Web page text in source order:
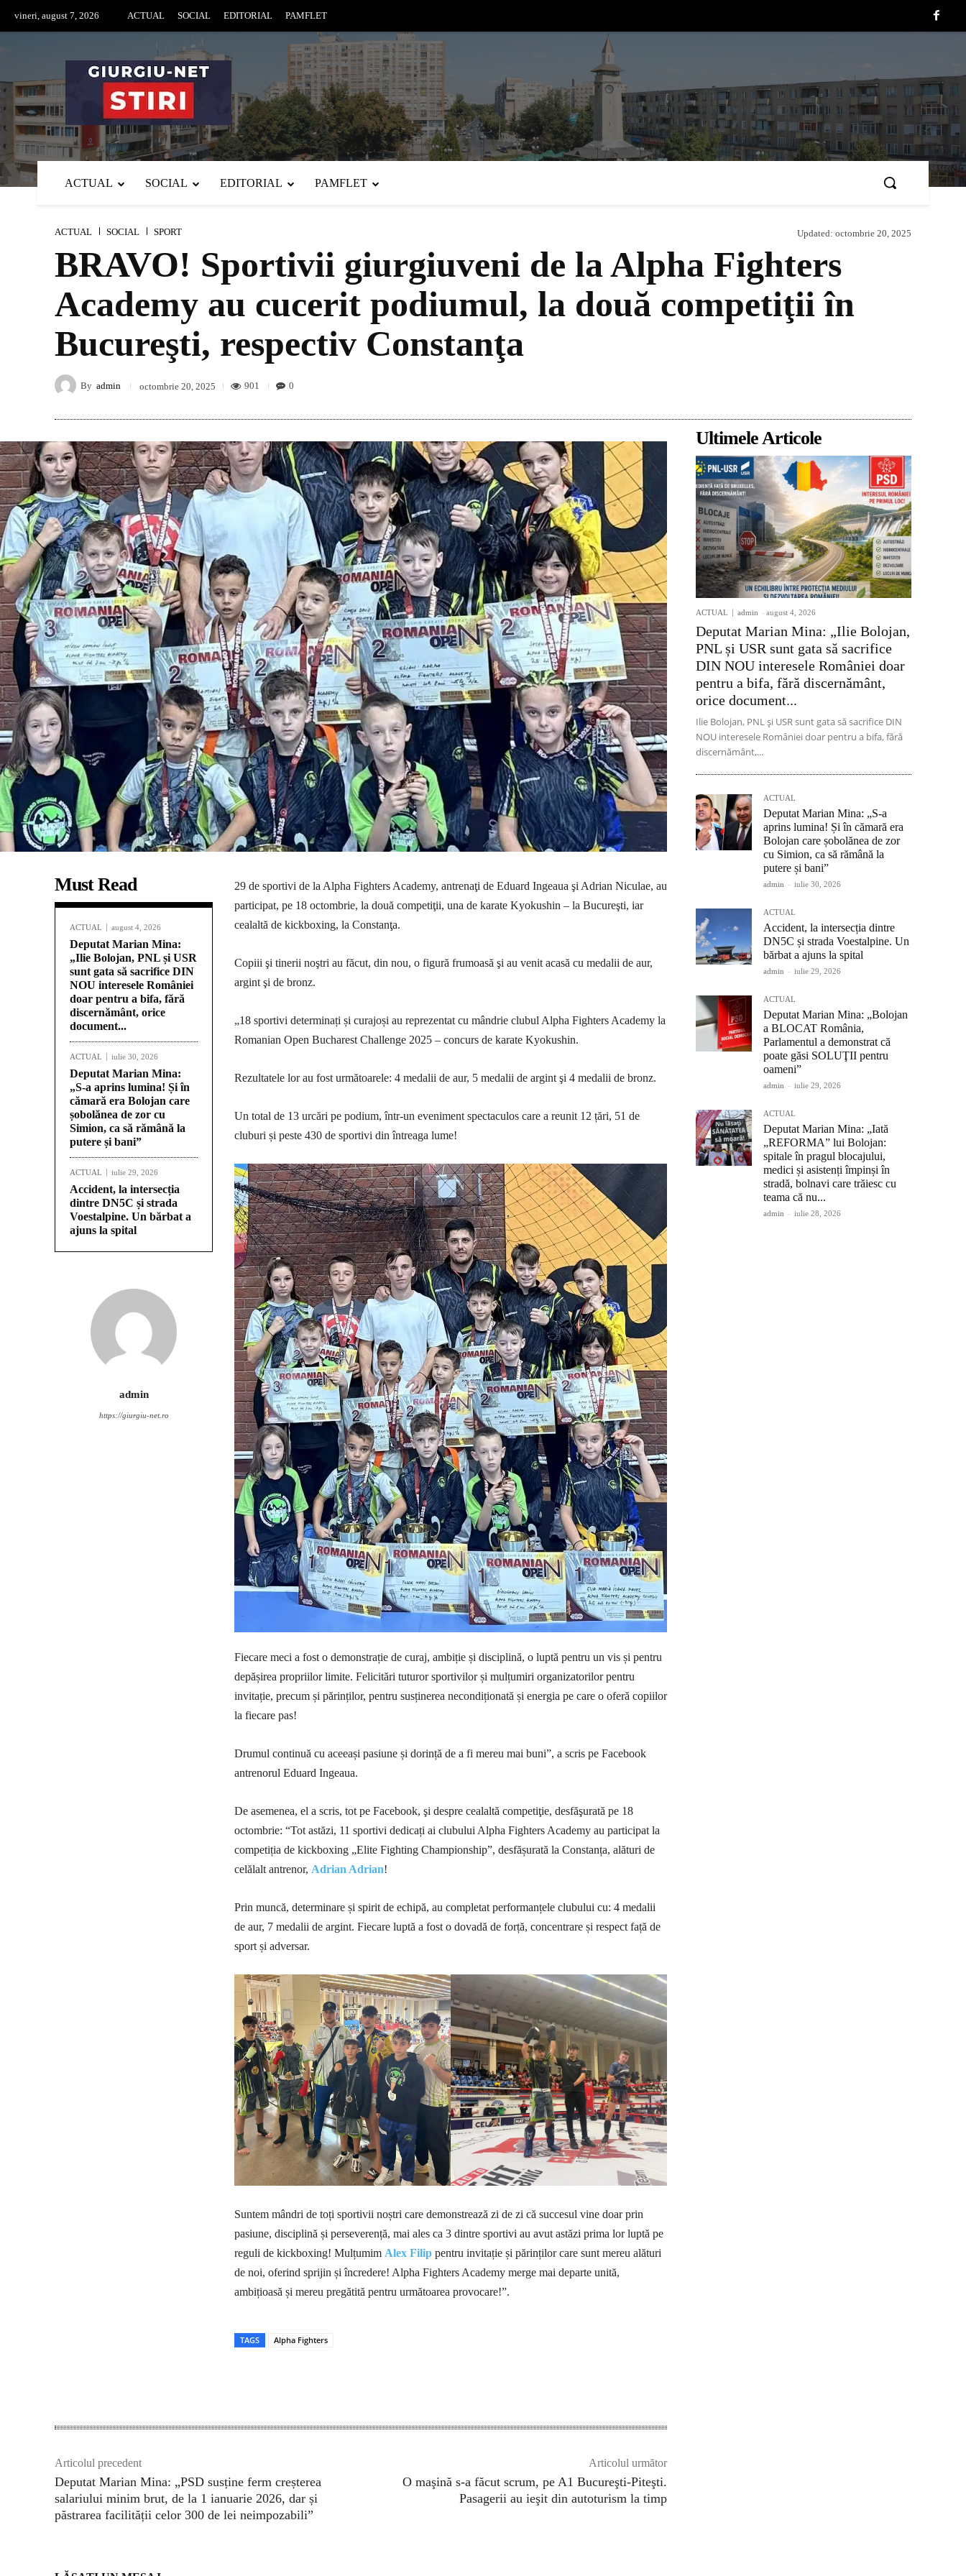
vineri, august 7, 2026 ACTUAL SOCIAL EDITORIAL PAMFLET
ACTUAL SOCIAL EDITORIAL PAMFLET
ACTUAL SOCIAL SPORT Updated: octombrie 20, 2025
BRAVO! Sportivii giurgiuveni de la Alpha Fighters
Academy au cucerit podiumul, la două competiţii în
Bucureşti, respectiv Constanţa
By admin octombrie 20, 2025 901 0
Must Read
ACTUAL august 4, 2026
Deputat Marian Mina:
„Ilie Bolojan, PNL și USR
sunt gata să sacrifice DIN
NOU interesele României
doar pentru a bifa, fără
discernământ, orice
document...
ACTUAL iulie 30, 2026
Deputat Marian Mina:
„S-a aprins lumina! Și în
cămară era Bolojan care
șobolănea de zor cu
Simion, ca să rămână la
putere și bani”
ACTUAL iulie 29, 2026
Accident, la intersecția
dintre DN5C și strada
Voestalpine. Un bărbat a
ajuns la spital
admin
https://giurgiu-net.ro
29 de sportivi de la Alpha Fighters Academy, antrenaţi de Eduard Ingeaua şi Adrian Niculae, au
participat, pe 18 octombrie, la două competiţii, una de karate Kyokushin – la Bucureşti, iar
cealaltă de kickboxing, la Constanţa.
Copiii şi tinerii noştri au făcut, din nou, o figură frumoasă şi au venit acasă cu medalii de aur,
argint şi de bronz.
„18 sportivi determinați și curajoși au reprezentat cu mândrie clubul Alpha Fighters Academy la
Romanian Open Bucharest Challenge 2025 – concurs de karate Kyokushin.
Rezultatele lor au fost următoarele: 4 medalii de aur, 5 medalii de argint şi 4 medalii de bronz.
Un total de 13 urcări pe podium, într-un eveniment spectaculos care a reunit 12 țări, 51 de
cluburi și peste 430 de sportivi din întreaga lume!
Fiecare meci a fost o demonstrație de curaj, ambiție și disciplină, o luptă pentru un vis și pentru
depășirea propriilor limite. Felicitări tuturor sportivilor și mulțumiri organizatorilor pentru
invitație, precum și părinților, pentru susținerea necondiționată și energia pe care o oferă copiilor
la fiecare pas!
Drumul continuă cu aceeași pasiune și dorință de a fi mereu mai buni”, a scris pe Facebook
antrenorul Eduard Ingeaua.
De asemenea, el a scris, tot pe Facebook, şi despre cealaltă competiţie, desfăşurată pe 18
octombrie: “Tot astăzi, 11 sportivi dedicați ai clubului Alpha Fighters Academy au participat la
competiția de kickboxing „Elite Fighting Championship”, desfășurată la Constanța, alături de
celălalt antrenor, Adrian Adrian!
Prin muncă, determinare și spirit de echipă, au completat performanțele clubului cu: 4 medalii
de aur, 7 medalii de argint. Fiecare luptă a fost o dovadă de forță, concentrare și respect față de
sport și adversar.
Suntem mândri de toți sportivii noștri care demonstrează zi de zi că succesul vine doar prin
pasiune, disciplină și perseverență, mai ales ca 3 dintre sportivi au avut astăzi prima lor luptă pe
reguli de kickboxing! Mulțumim Alex Filip pentru invitație și părinților care sunt mereu alături
de noi, oferind sprijin și încredere! Alpha Fighters Academy merge mai departe unită,
ambițioasă și mereu pregătită pentru următoarea provocare!”.
TAGS Alpha Fighters
Articolul precedent
Deputat Marian Mina: „PSD susține ferm creșterea
salariului minim brut, de la 1 ianuarie 2026, dar și
păstrarea facilității celor 300 de lei neimpozabili”
Articolul următor
O maşină s-a făcut scrum, pe A1 Bucureşti-Piteşti.
Pasagerii au ieşit din autoturism la timp
Ultimele Articole
ACTUAL admin - august 4, 2026
Deputat Marian Mina: „Ilie Bolojan,
PNL și USR sunt gata să sacrifice
DIN NOU interesele României doar
pentru a bifa, fără discernământ,
orice document...
Ilie Bolojan, PNL și USR sunt gata să sacrifice DIN
NOU interesele României doar pentru a bifa, fără
discernământ,...
ACTUAL
Deputat Marian Mina: „S-a
aprins lumina! Și în cămară era
Bolojan care șobolănea de zor
cu Simion, ca să rămână la
putere și bani”
admin - iulie 30, 2026
ACTUAL
Accident, la intersecția dintre
DN5C și strada Voestalpine. Un
bărbat a ajuns la spital
admin - iulie 29, 2026
ACTUAL
Deputat Marian Mina: „Bolojan
a BLOCAT România,
Parlamentul a demonstrat că
poate găsi SOLUŢII pentru
oameni”
admin - iulie 29, 2026
ACTUAL
Deputat Marian Mina: „Iată
„REFORMA” lui Bolojan:
spitale în pragul blocajului,
medici și asistenți împinși în
stradă, bolnavi care trăiesc cu
teama că nu...
admin - iulie 28, 2026